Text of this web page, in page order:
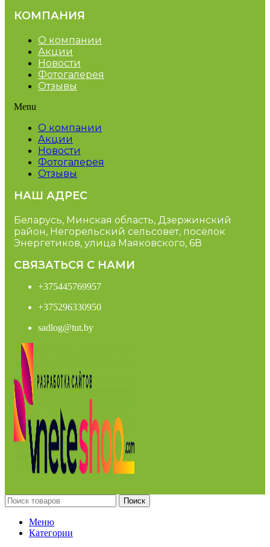
КОМПАНИЯ
О компании
Акции
Новости
Фотогалерея
Отзывы
Menu
О компании
Акции
Новости
Фотогалерея
Отзывы
НАШ АДРЕС
Беларусь, Минская область, Дзержинский
район, Негорельский сельсовет, посёлок
Энергетиков, улица Маяковского, 6В
СВЯЗАТЬСЯ С НАМИ
+375445769957
+375296330950
sadlog@tut.by
Поиск
Меню
Категории